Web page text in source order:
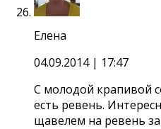
Елена
04.09.2014 | 17:47
С молодой крапивой
есть ревень.
щавелем на ревень